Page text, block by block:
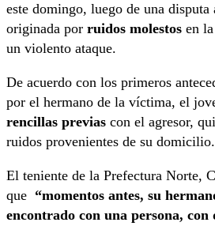
este domingo, luego de una disputa
originada por ruidos molestos en
un violento ataque.
De acuerdo con los primeros
por el hermano de la víctima, el
rencillas previas con el agresor,
ruidos provenientes de su domicilio.
El teniente de la Prefectura Norte,
que “momentos antes, su
encontrado con una persona,